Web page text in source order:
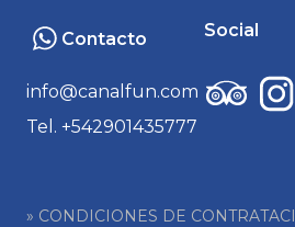
Contacto
info@canalfun.com
Tel. +542901435777
Social
» CONDICIONES DE